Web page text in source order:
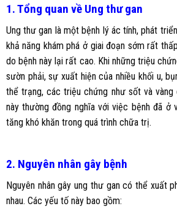
1. Tổng quan về Ung thư gan
Ung thư gan là một bệnh lý ác tính, phát
khả năng khám phá ở giai đoạn sớm rất
do bệnh này lại rất cao. Khi những triệu
sườn phải, sự xuất hiện của nhiều khối u,
thể trạng, các triệu chứng như sốt và vàng
này thường đồng nghĩa với việc bệnh đã ở
tăng khó khăn trong quá trình chữa trị.
2. Nguyên nhân gây bệnh
Nguyên nhân gây ung thư gan có thể xuất
nhau. Các yếu tố này bao gồm: